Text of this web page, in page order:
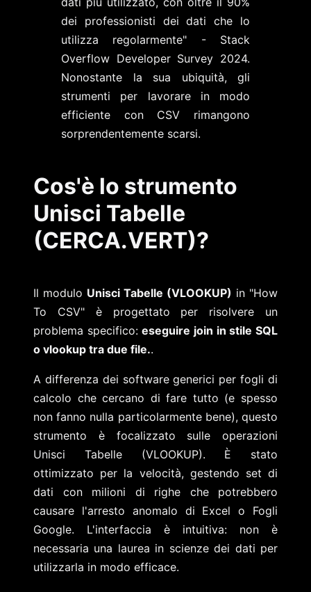
dei professionisti dei dati che lo
utilizza regolarmente" - Stack
Overflow Developer Survey 2024.
Nonostante la sua ubiquità, gli
strumenti per lavorare in modo
efficiente con CSV rimangono
sorprendentemente scarsi.
Cos'è lo strumento
Unisci Tabelle
(CERCA.VERT)?
Il modulo Unisci Tabelle (VLOOKUP) in "How
To CSV" è progettato per risolvere un
problema specifico:eseguire join in stile SQL
o vlookup tra due file..
A differenza dei software generici per fogli di
calcolo che cercano di fare tutto (e spesso
non fanno nulla particolarmente bene), questo
strumento è focalizzato sulle operazioni
Unisci Tabelle (VLOOKUP). È stato
ottimizzato per la velocità, gestendo set di
dati con milioni di righe che potrebbero
causare l'arresto anomalo di Excel o Fogli
Google. L'interfaccia è intuitiva: non è
necessaria una laurea in scienze dei dati per
utilizzarla in modo efficace.